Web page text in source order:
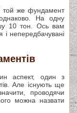
же фундамент
На одну
10 тон. Ось вам
і непередбачувані
аспект, один з
Але існують ще
проводячи
можна назвати